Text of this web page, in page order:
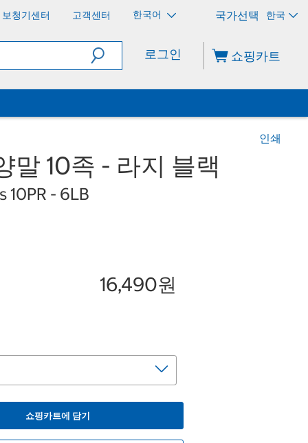
보청기센터 고객센터 한국어 한국
로그인 쇼핑카트
인쇄
말 10족 - 라지 블랙
10PR - 6LB
16,490원
쇼핑카트에 담기